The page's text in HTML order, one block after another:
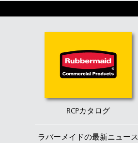
RCPカタログ
ラバーメイドの最新ニュース